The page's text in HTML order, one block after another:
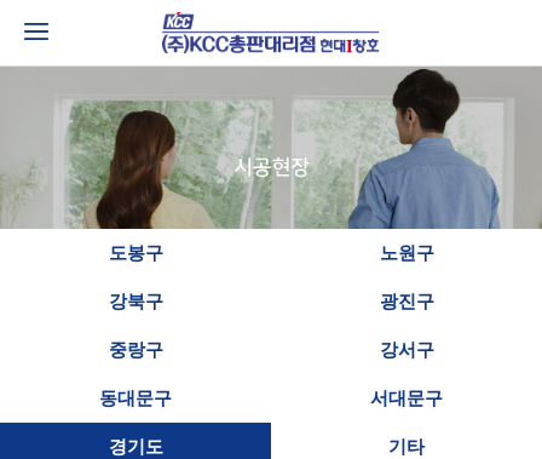
도봉구 노원구
강북구 광진구
중랑구 강서구
동대문구 서대문구
경기도 기타